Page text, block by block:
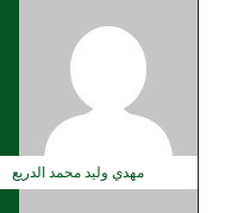
مهدي وليد محمد الدريع